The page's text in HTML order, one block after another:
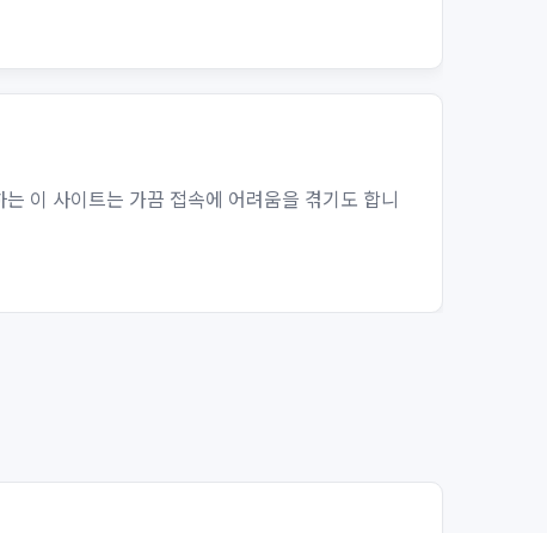
이 사이트는 가끔 접속에 어려움을 겪기도 합니